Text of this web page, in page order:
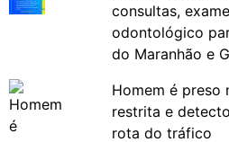
consultas,
odontológico
do Maranhão e
Homem é preso
restrita e
rota do tráfico